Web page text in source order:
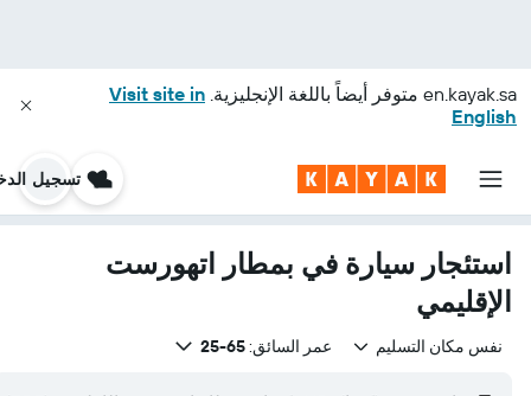
en.kayak.sa متوفر أيضاً باللغة الإنجليزية. Visit site in
English
تسجيل
استئجار سيارة في بمطار اتهورست
الإقليمي
نفس مكان التسليم عمر السائق:65-25